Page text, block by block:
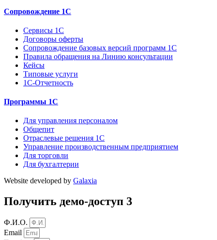
Сопровождение 1С
Сервисы 1С
Договоры оферты
Сопровождение базовых версий программ 1С
Правила обращения на Линию консультации
Кейсы
Типовые услуги
1С-Отчетность
Программы 1С
Для управления персоналом
Общепит
Отраслевые решения 1С
Управление производственным предприятием
Для торговли
Для бухгалтерии
Website developed by Galaxia
Получить демо-доступ 3
Ф.И.О.
Email